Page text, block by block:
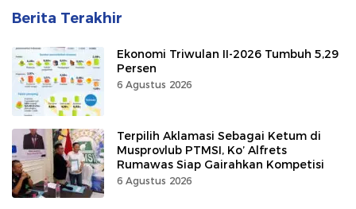
Berita Terakhir
Ekonomi Triwulan II-2026 Tumbuh 5,29
Persen
6 Agustus 2026
Terpilih Aklamasi Sebagai Ketum di
Musprovlub PTMSI, Ko’ Alfrets
Rumawas Siap Gairahkan Kompetisi
6 Agustus 2026